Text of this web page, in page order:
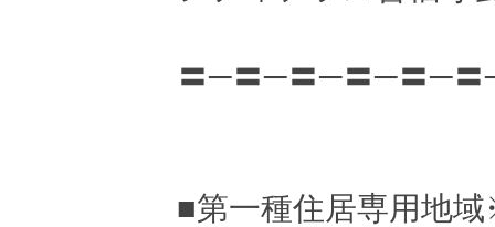
〓─〓─〓─〓─〓─
■第一種住居専用地